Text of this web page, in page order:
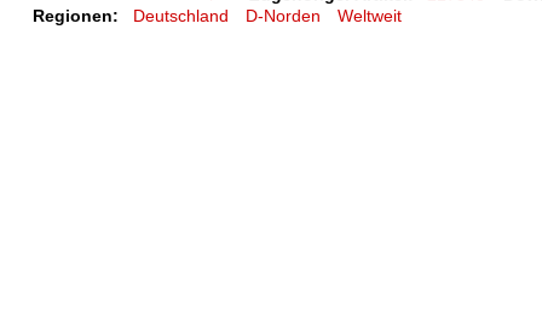
Regionen:
Deutschland D-Norden Weltweit